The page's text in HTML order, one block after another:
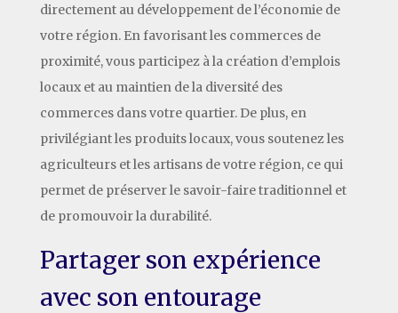
directement au développement de l’économie de
votre région. En favorisant les commerces de
proximité, vous participez à la création d’emplois
locaux et au maintien de la diversité des
commerces dans votre quartier. De plus, en
privilégiant les produits locaux, vous soutenez les
agriculteurs et les artisans de votre région, ce qui
permet de préserver le savoir-faire traditionnel et
de promouvoir la durabilité.
Partager son expérience
avec son entourage